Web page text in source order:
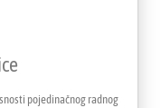
pojedinačnog radnog